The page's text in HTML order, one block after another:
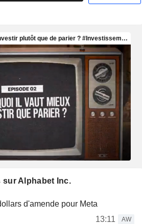
sur Alphabet Inc.
d'amende pour Meta
13:11
AW